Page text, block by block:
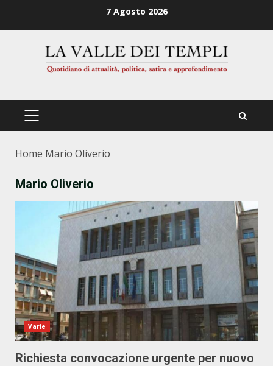
7 Agosto 2026
PRIMÄRES
Home Mario Oliverio
Mario Oliverio
Varie
Richiesta convocazione urgente per nuovo